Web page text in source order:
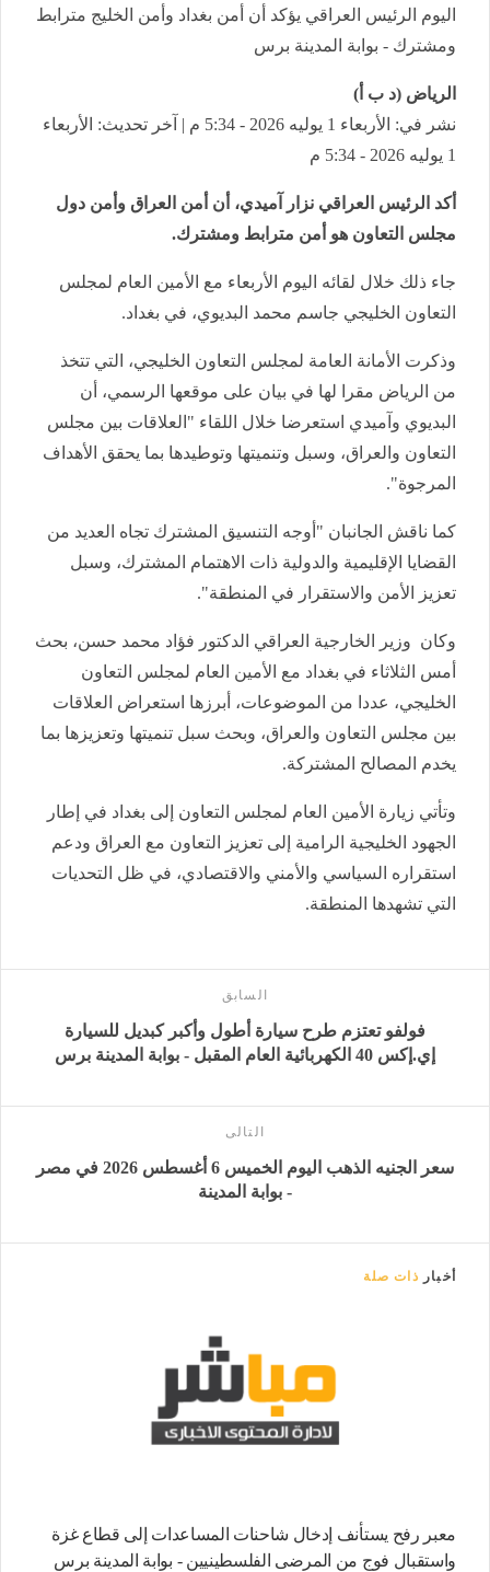
اليوم الرئيس العراقي يؤكد أن أمن بغداد وأمن الخليج مترابط
ومشترك - بوابة المدينة برس
الرياض (د ب أ)
نشر في: الأربعاء 1 يوليه 2026 - 5:34 م | آخر تحديث: الأربعاء
1 يوليه 2026 - 5:34 م
أكد الرئيس العراقي نزار آميدي، أن أمن العراق وأمن دول
مجلس التعاون هو أمن مترابط ومشترك.
جاء ذلك خلال لقائه اليوم الأربعاء مع الأمين العام لمجلس
التعاون الخليجي جاسم محمد البديوي، في بغداد.
وذكرت الأمانة العامة لمجلس التعاون الخليجي، التي تتخذ
من الرياض مقرا لها في بيان على موقعها الرسمي، أن
البديوي وآميدي استعرضا خلال اللقاء "العلاقات بين مجلس
التعاون والعراق، وسبل وتنميتها وتوطيدها بما يحقق الأهداف
المرجوة".
كما ناقش الجانبان "أوجه التنسيق المشترك تجاه العديد من
القضايا الإقليمية والدولية ذات الاهتمام المشترك، وسبل
تعزيز الأمن والاستقرار في المنطقة".
وكان وزير الخارجية العراقي الدكتور فؤاد محمد حسن، بحث
أمس الثلاثاء في بغداد مع الأمين العام لمجلس التعاون
الخليجي، عددا من الموضوعات، أبرزها استعراض العلاقات
بين مجلس التعاون والعراق، وبحث سبل تنميتها وتعزيزها بما
يخدم المصالح المشتركة.
وتأتي زيارة الأمين العام لمجلس التعاون إلى بغداد في إطار
الجهود الخليجية الرامية إلى تعزيز التعاون مع العراق ودعم
استقراره السياسي والأمني والاقتصادي، في ظل التحديات
التي تشهدها المنطقة.
السابق
فولفو تعتزم طرح سيارة أطول وأكبر كبديل للسيارة
إي.إكس 40 الكهربائية العام المقبل - بوابة المدينة برس
التالى
سعر الجنيه الذهب اليوم الخميس 6 أغسطس 2026 في مصر
- بوابة المدينة
أخبار ذات صلة
معبر رفح يستأنف إدخال شاحنات المساعدات إلى قطاع غزة
واستقبال فوج من المرضى الفلسطينيين - بوابة المدينة برس